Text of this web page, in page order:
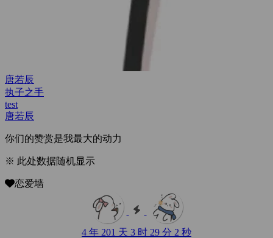
唐若辰
执子之手
test
唐若辰
你们的赞赏是我最大的动力
※ 此处数据随机显示
恋爱墙
4 年 201 天 3 时 29 分 3 秒